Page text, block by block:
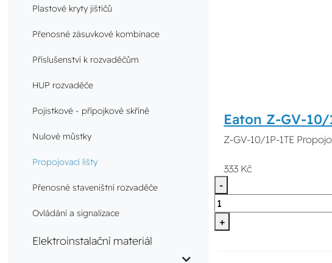
Plastové kryty jištičů
Přenosné zásuvkové kombinace
Příslušenství k rozvaděčům
HUP rozvaděče
Pojistkové - přípojkové skříně
Nulové můstky
Propojovací lišty
Přenosné staveništní rozvaděče
Ovládání a signalizace
Elektroinstalační materiál
Eaton Z-GV-
Z-GV-10/1P-1TE
333 Kč
-
+